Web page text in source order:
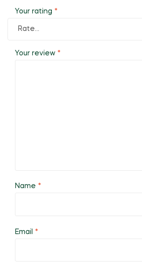
Your rating *
Your review *
Name *
Email *